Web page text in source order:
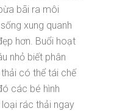
bãi ra môi
xung quanh
hơn. Buổi hoạt
nhỏ biết phân
có thể tái chế
các bé hình
rác thải ngay